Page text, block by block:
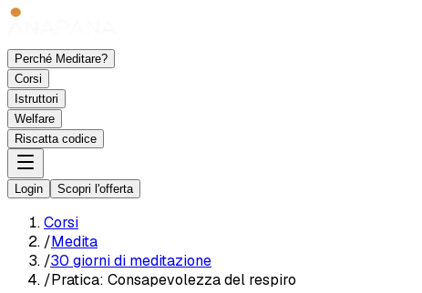
Perché Meditare?
Corsi
Istruttori
Welfare
Riscatta codice
Login Scopri l'offerta
Corsi
/Medita
/30 giorni di meditazione
/Pratica: Consapevolezza del respiro